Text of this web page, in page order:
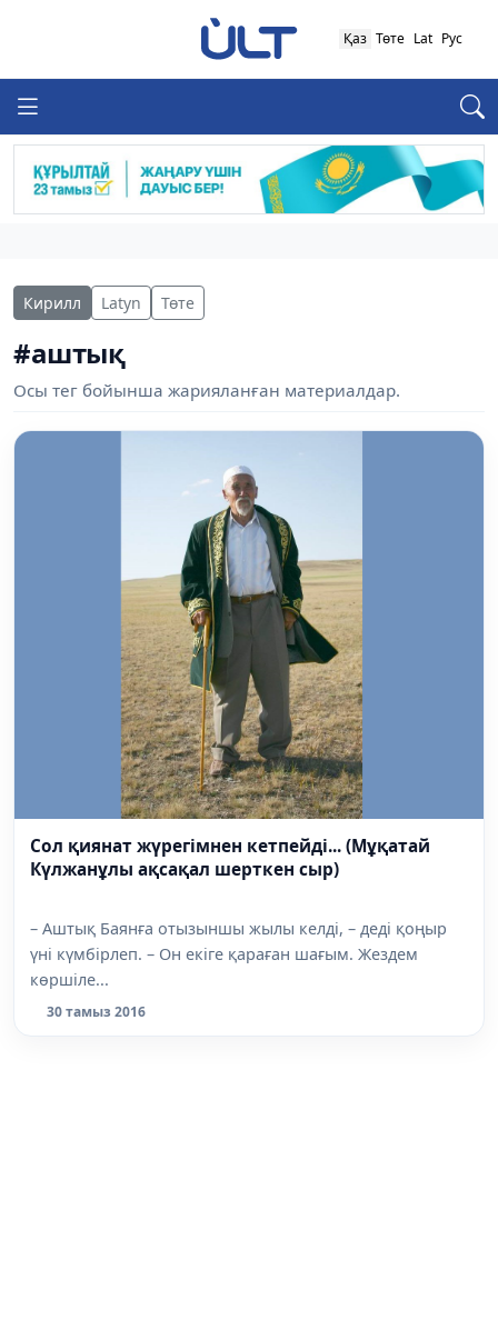
Қаз Төте Lat Рус
Кирилл Latyn Төте
#аштық
Осы тег бойынша жарияланған материалдар.
Сол қиянат жүрегімнен кетпейді... (Мұқатай
Күлжанұлы ақсақал шерткен сыр)
– Аштық Баянға отызыншы жылы келді, – деді қоңыр
үні күмбірлеп. – Он екіге қараған шағым. Жездем
көршіле...
30 тамыз 2016